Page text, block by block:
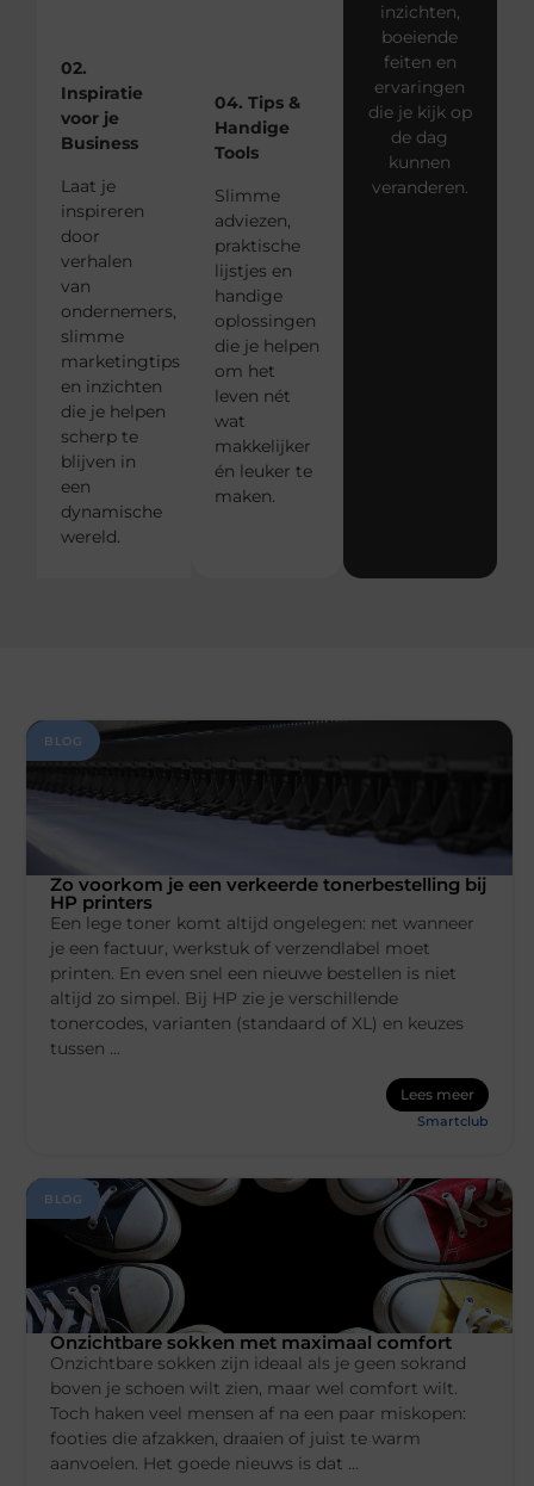
02.
Inspiratie
voor je
Business
Laat je
inspireren
door
verhalen
van
ondernemers,
slimme
marketingtips
en inzichten
die je helpen
scherp te
blijven in
een
dynamische
wereld.
inzichten,
boeiende
feiten en
ervaringen
die je kijk op
de dag
kunnen
veranderen.
04. Tips &
Handige
Tools
Slimme
adviezen,
praktische
lijstjes en
handige
oplossingen
die je helpen
om het
leven nét
wat
makkelijker
én leuker te
maken.
BLOG
Zo voorkom je een verkeerde tonerbestelling bij
HP printers
Een lege toner komt altijd ongelegen: net wanneer
je een factuur, werkstuk of verzendlabel moet
printen. En even snel een nieuwe bestellen is niet
altijd zo simpel. Bij HP zie je verschillende
tonercodes, varianten (standaard of XL) en keuzes
tussen ...
Lees meer
Smartclub
BLOG
Onzichtbare sokken met maximaal comfort
Onzichtbare sokken zijn ideaal als je geen sokrand
boven je schoen wilt zien, maar wel comfort wilt.
Toch haken veel mensen af na een paar miskopen:
footies die afzakken, draaien of juist te warm
aanvoelen. Het goede nieuws is dat ...